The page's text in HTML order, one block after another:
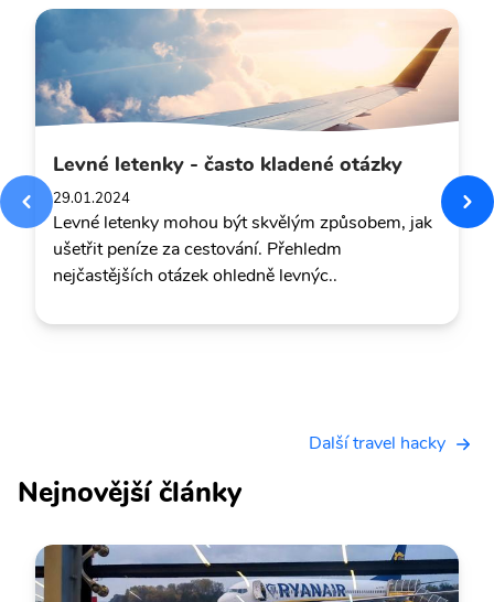
Levné letenky - často kladené otázky
29.01.2024
Levné letenky mohou být skvělým způsobem, jak
ušetřit peníze za cestování. Přehledm
nejčastějších otázek ohledně levnýc..
Další travel hacky
Nejnovější články